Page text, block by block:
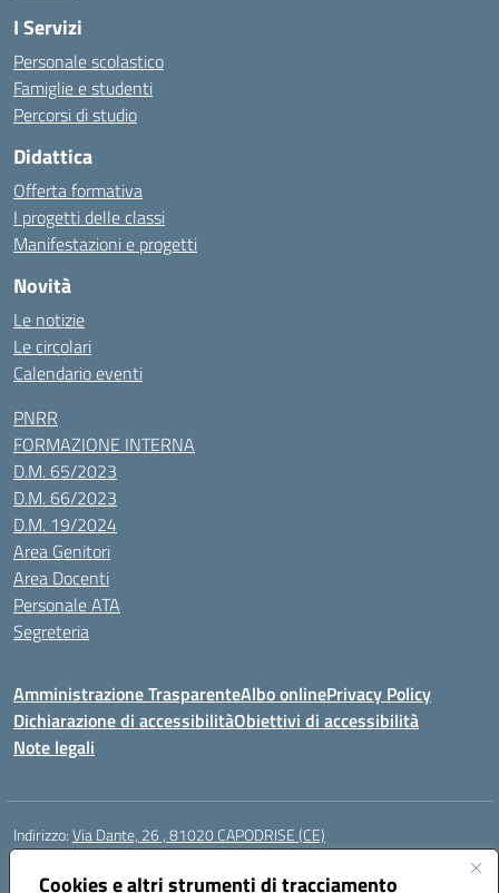
Cookies e altri strumenti di tracciamento
I Servizi
Personale scolastico
Famiglie e studenti
Percorsi di studio
Didattica
Offerta formativa
I progetti delle classi
Manifestazioni e progetti
Novità
Le notizie
Le circolari
Calendario eventi
PNRR
FORMAZIONE INTERNA
D.M. 65/2023
D.M. 66/2023
D.M. 19/2024
Area Genitori
Area Docenti
Personale ATA
Segreteria
Amministrazione TrasparenteAlbo onlinePrivacy Policy
Dichiarazione di accessibilitàObiettivi di accessibilità
Note legali
Indirizzo:Via Dante, 26 , 81020 CAPODRISE (CE)
Centralino:
Posta elettronica certificata (PEC):CEIC83000V@pec.istruzione.it